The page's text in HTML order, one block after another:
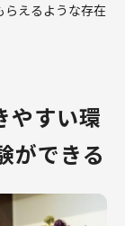
らえるような存在
やすい環
ができる